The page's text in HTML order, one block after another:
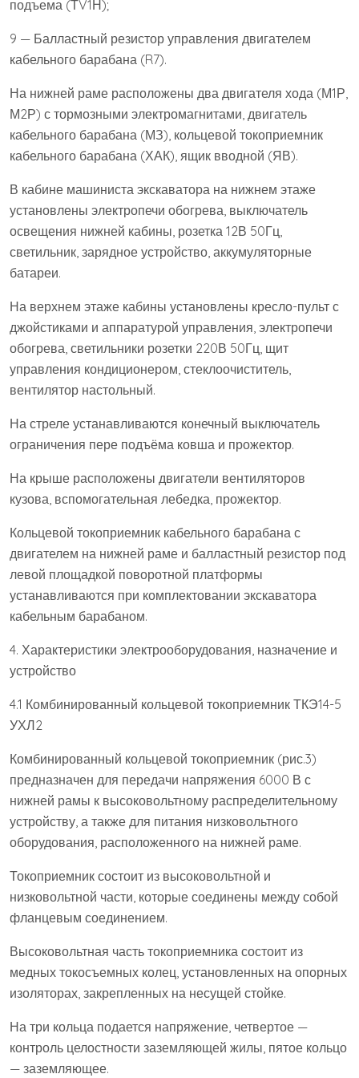
подъема (ТV1Н);
9 — Балластный резистор управления двигателем
кабельного барабана (R7).
На нижней раме расположены два двигателя хода (М1Р,
М2Р) с тормозными электромагнитами, двигатель
кабельного барабана (МЗ), кольцевой токоприемник
кабельного барабана (ХАК), ящик вводной (ЯВ).
В кабине машиниста экскаватора на нижнем этаже
установлены электропечи обогрева, выключатель
освещения нижней кабины, розетка 12В 50Гц,
светильник, зарядное устройство, аккумуляторные
батареи.
На верхнем этаже кабины установлены кресло-пульт с
джойстиками и аппаратурой управления, электропечи
обогрева, светильники розетки 220В 50Гц, щит
управления кондиционером, стеклоочиститель,
вентилятор настольный.
На стреле устанавливаются конечный выключатель
ограничения пере подъёма ковша и прожектор.
На крыше расположены двигатели вентиляторов
кузова, вспомогательная лебедка, прожектор.
Кольцевой токоприемник кабельного барабана с
двигателем на нижней раме и балластный резистор под
левой площадкой поворотной платформы
устанавливаются при комплектовании экскаватора
кабельным барабаном.
4. Характеристики электрооборудования, назначение и
устройство
4.1 Комбинированный кольцевой токоприемник ТКЭ14-5
УХЛ2
Комбинированный кольцевой токоприемник (рис.3)
предназначен для передачи напряжения 6000 В с
нижней рамы к высоковольтному распределительному
устройству, а также для питания низковольтного
оборудования, расположенного на нижней раме.
Токоприемник состоит из высоковольтной и
низковольтной части, которые соединены между собой
фланцевым соединением.
Высоковольтная часть токоприемника состоит из
медных токосъемных колец, установленных на опорных
изоляторах, закрепленных на несущей стойке.
На три кольца подается напряжение, четвертое —
контроль целостности заземляющей жилы, пятое кольцо
— заземляющее.